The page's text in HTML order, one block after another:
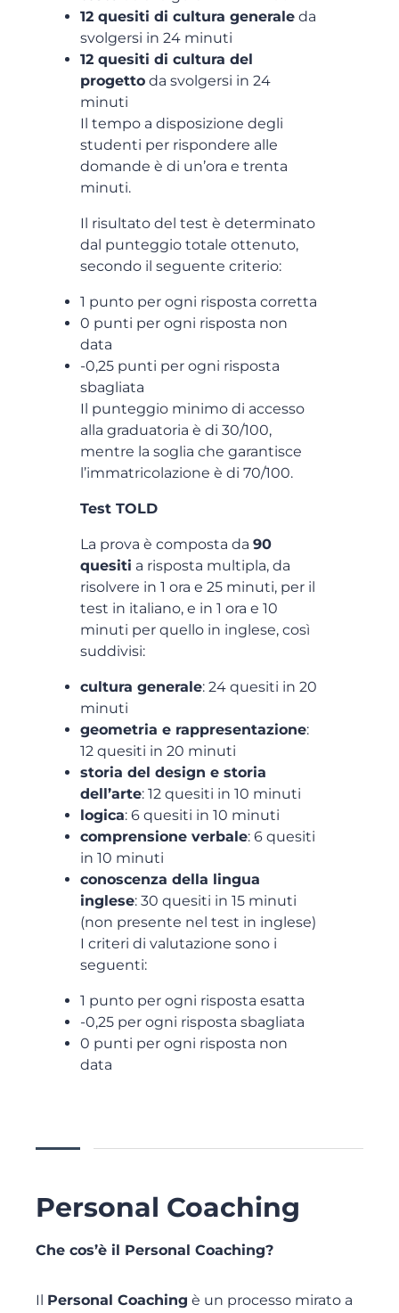
12 quesiti di cultura generale da
svolgersi in 24 minuti
12 quesiti di cultura del
progetto da svolgersi in 24
minuti
Il tempo a disposizione degli
studenti per rispondere alle
domande è di un’ora e trenta
minuti.
Il risultato del test è determinato
dal punteggio totale ottenuto,
secondo il seguente criterio:
1 punto per ogni risposta corretta
0 punti per ogni risposta non
data
-0,25 punti per ogni risposta
sbagliata
Il punteggio minimo di accesso
alla graduatoria è di 30/100,
mentre la soglia che garantisce
l’immatricolazione è di 70/100.
Test TOLD
La prova è composta da 90
quesiti a risposta multipla, da
risolvere in 1 ora e 25 minuti, per il
test in italiano, e in 1 ora e 10
minuti per quello in inglese, così
suddivisi:
cultura generale: 24 quesiti in 20
minuti
geometria e rappresentazione:
12 quesiti in 20 minuti
storia del design e storia
dell’arte: 12 quesiti in 10 minuti
logica: 6 quesiti in 10 minuti
comprensione verbale: 6 quesiti
in 10 minuti
conoscenza della lingua
inglese: 30 quesiti in 15 minuti
(non presente nel test in inglese)
I criteri di valutazione sono i
seguenti:
1 punto per ogni risposta esatta
-0,25 per ogni risposta sbagliata
0 punti per ogni risposta non
data
Personal Coaching
Che cos’è il Personal Coaching?
Il Personal Coaching è un processo mirato a